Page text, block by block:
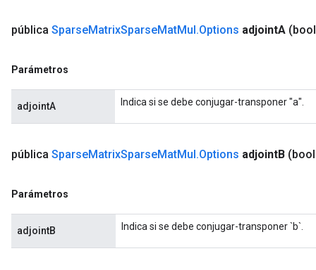
pública SparseMatrixSparseMatMul.Options adjointA
Parámetros
adjointA Indica si se debe conjugar-transponer "a".
pública SparseMatrixSparseMatMul.Options adjointB
Parámetros
adjointB Indica si se debe conjugar-transponer `b`.